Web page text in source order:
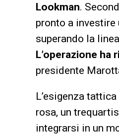
Lookman.
pronto a
superando la
L’operazione ha
presidente
L’esigenza
rosa, un
integrarsi in un